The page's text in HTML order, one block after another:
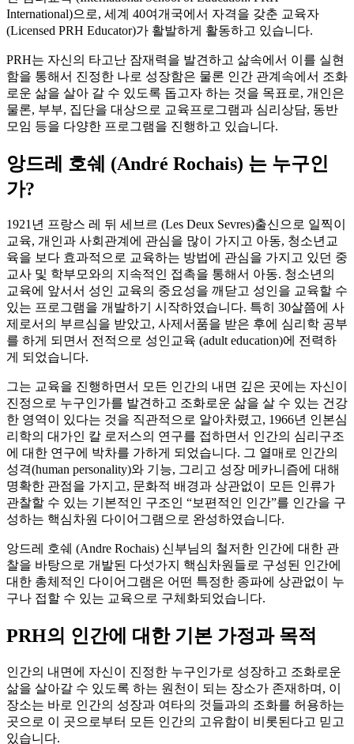
International)으로, 세계 40여개국에서 자격을 갖춘 교육자
(Licensed PRH Educator)가 활발하게 활동하고 있습니다.
PRH는 자신의 타고난 잠재력을 발견하고 삶속에서 이를 실현
함을 통해서 진정한 나로 성장함은 물론 인간 관계속에서 조화
로운 삶을 살아 갈 수 있도록 돕고자 하는 것을 목표로, 개인은
물론, 부부, 집단을 대상으로 교육프로그램과 심리상담, 동반
모임 등을 다양한 프로그램을 진행하고 있습니다.
앙드레 호쉐 (André Rochais) 는 누구인
가?
1921년 프랑스 레 뒤 세브르 (Les Deux Sevres)출신으로 일찍이
교육, 개인과 사회관계에 관심을 많이 가지고 아동, 청소년교
육을 보다 효과적으로 교육하는 방법에 관심을 가지고 있던 중
교사 및 학부모와의 지속적인 접촉을 통해서 아동. 청소년의
교육에 앞서서 성인 교육의 중요성을 깨닫고 성인을 교육할 수
있는 프로그램을 개발하기 시작하였습니다. 특히 30살쯤에 사
제로서의 부르심을 받았고, 사제서품을 받은 후에 심리학 공부
를 하게 되면서 전적으로 성인교육 (adult education)에 전력하
게 되었습니다.
그는 교육을 진행하면서 모든 인간의 내면 깊은 곳에는 자신이
진정으로 누구인가를 발견하고 조화로운 삶을 살 수 있는 건강
한 영역이 있다는 것을 직관적으로 알아차렸고, 1966년 인본심
리학의 대가인 칼 로저스의 연구를 접하면서 인간의 심리구조
에 대한 연구에 박차를 가하게 되었습니다. 그 열매로 인간의
성격(human personality)와 기능, 그리고 성장 메카니즘에 대해
명확한 관점을 가지고, 문화적 배경과 상관없이 모든 인류가
관찰할 수 있는 기본적인 구조인 “보편적인 인간”를 인간을 구
성하는 핵심차원 다이어그램으로 완성하였습니다.
앙드레 호쉐 (Andre Rochais) 신부님의 철저한 인간에 대한 관
찰을 바탕으로 개발된 다섯가지 핵심차원들로 구성된 인간에
대한 총체적인 다이어그램은 어떤 특정한 종파에 상관없이 누
구나 접할 수 있는 교육으로 구체화되었습니다.
PRH의 인간에 대한 기본 가정과 목적
인간의 내면에 자신이 진정한 누구인가로 성장하고 조화로운
삶을 살아갈 수 있도록 하는 원천이 되는 장소가 존재하며, 이
장소는 바로 인간의 성장과 여타의 것들과의 조화를 허용하는
곳으로 이 곳으로부터 모든 인간의 고유함이 비롯된다고 믿고
있습니다.